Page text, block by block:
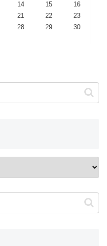
14 15
16
21 22
23
28 29
30